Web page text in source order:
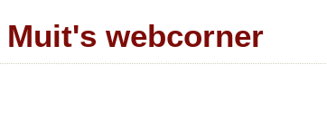
Muit's webcorner